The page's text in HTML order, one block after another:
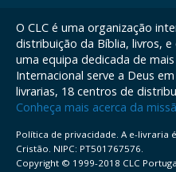
O CLC é uma organização
distribuição da Bíblia, livros,
uma equipa dedicada de
Internacional serve a Deus
livrarias, 18 centros de
Conheça mais acerca da
Política de privacidade. A e-livraria
Cristão. NIPC: PT501767576.
Copyright © 1999-2018 CLC